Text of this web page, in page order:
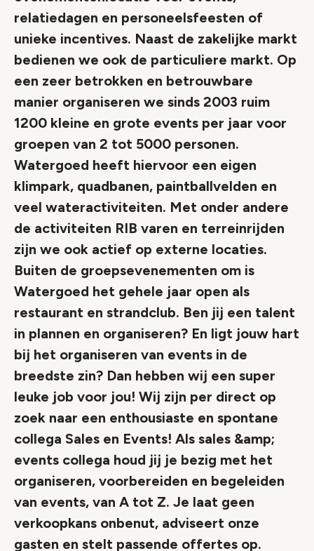
relatiedagen en personeelsfeesten of
unieke incentives. Naast de zakelijke markt
bedienen we ook de particuliere markt. Op
een zeer betrokken en betrouwbare
manier organiseren we sinds 2003 ruim
1200 kleine en grote events per jaar voor
groepen van 2 tot 5000 personen.
Watergoed heeft hiervoor een eigen
klimpark, quadbanen, paintballvelden en
veel wateractiviteiten. Met onder andere
de activiteiten RIB varen en terreinrijden
zijn we ook actief op externe locaties.
Buiten de groepsevenementen om is
Watergoed het gehele jaar open als
restaurant en strandclub. Ben jij een talent
in plannen en organiseren? En ligt jouw hart
bij het organiseren van events in de
breedste zin? Dan hebben wij een super
leuke job voor jou! Wij zijn per direct op
zoek naar een enthousiaste en spontane
collega Sales en Events! Als sales &amp;
events collega houd jij je bezig met het
organiseren, voorbereiden en begeleiden
van events, van A tot Z. Je laat geen
verkoopkans onbenut, adviseert onze
gasten en stelt passende offertes op.